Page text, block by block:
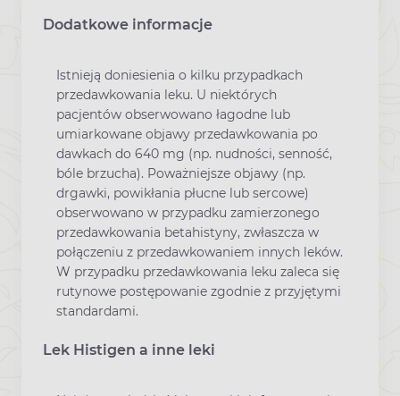
Dodatkowe informacje
Istnieją doniesienia o kilku przypadkach
przedawkowania leku. U niektórych
pacjentów obserwowano łagodne lub
umiarkowane objawy przedawkowania po
dawkach do 640 mg (np. nudności, senność,
bóle brzucha). Poważniejsze objawy (np.
drgawki, powikłania płucne lub sercowe)
obserwowano w przypadku zamierzonego
przedawkowania betahistyny, zwłaszcza w
połączeniu z przedawkowaniem innych leków.
W przypadku przedawkowania leku zaleca się
rutynowe postępowanie zgodnie z przyjętymi
standardami.
Lek Histigen a inne leki